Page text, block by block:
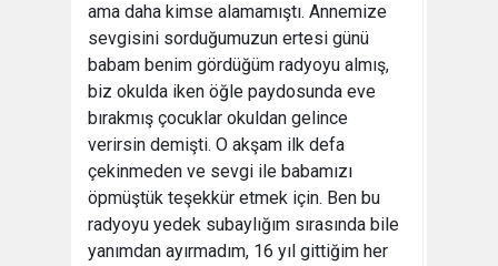
ama daha kimse alamamıştı. Annemize
sevgisini sorduğumuzun ertesi günü
babam benim gördüğüm radyoyu almış,
biz okulda iken öğle paydosunda eve
bırakmış çocuklar okuldan gelince
verirsin demişti. O akşam ilk defa
çekinmeden ve sevgi ile babamızı
öpmüştük teşekkür etmek için. Ben bu
radyoyu yedek subaylığım sırasında bile
yanımdan ayırmadım, 16 yıl gittiğim her